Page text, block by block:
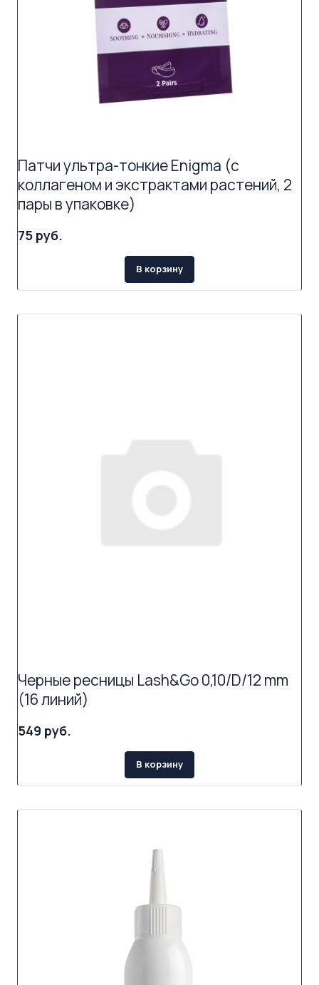
Патчи ультра-тонкие Enigma (с
коллагеном и экстрактами растений, 2
пары в упаковке)
75 руб.
В корзину
Черные ресницы Lash&Go 0,10/D/12 mm
(16 линий)
549 руб.
В корзину